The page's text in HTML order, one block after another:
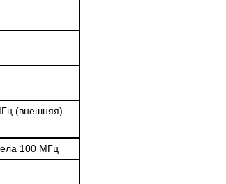
(внешняя)
100 МГц